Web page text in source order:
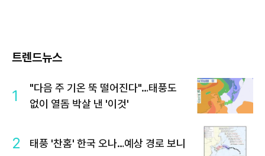
트렌드뉴스
1
"다음 주 기온 뚝 떨어진다"…태풍도
없이 열돔 박살 낸 '이것'
2 태풍 '찬홈' 한국 오나…예상 경로 보니